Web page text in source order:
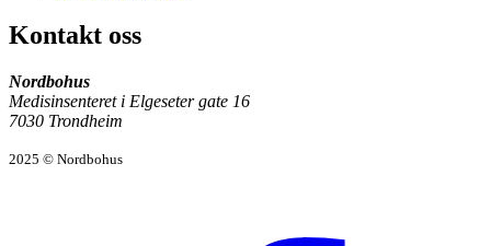
Kontakt oss
Nordbohus
Medisinsenteret i Elgeseter gate 16
7030 Trondheim
2025 © Nordbohus